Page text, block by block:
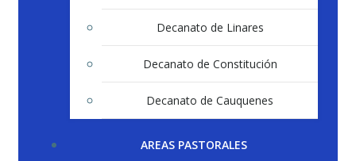
Decanato de Linares
Decanato de Constitución
Decanato de Cauquenes
AREAS PASTORALES